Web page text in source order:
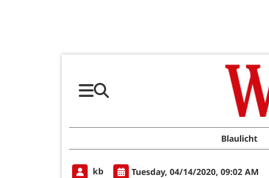
Blaulicht
kb Tuesday, 04/14/2020, 09:02 AM